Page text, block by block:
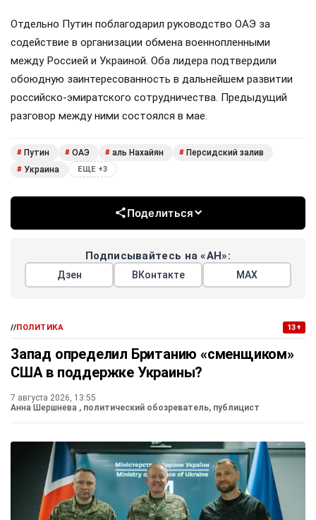
Отдельно Путин поблагодарил руководство ОАЭ за
содействие в организации обмена военнопленными
между Россией и Украиной. Оба лидера подтвердили
обоюдную заинтересованность в дальнейшем развитии
российско-эмиратского сотрудничества. Предыдущий
разговор между ними состоялся в мае.
# Путин # ОАЭ # аль Нахайян # Персидский залив
# Украина ЕЩЕ +3
Поделиться
Подписывайтесь на «АН»:
Дзен ВКонтакте МАХ
//ПОЛИТИКА 13+
Запад определил Британию «сменщиком»
США в поддержке Украины?
7 августа 2026, 13:55
Анна Шершнева , политический обозреватель, публицист